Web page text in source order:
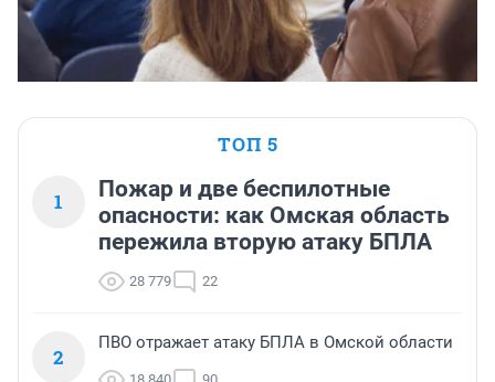
ТОП 5
1
Пожар и две беспилотные
опасности: как Омская область
пережила вторую атаку БПЛА
28 779 22
2
ПВО отражает атаку БПЛА в Омской области